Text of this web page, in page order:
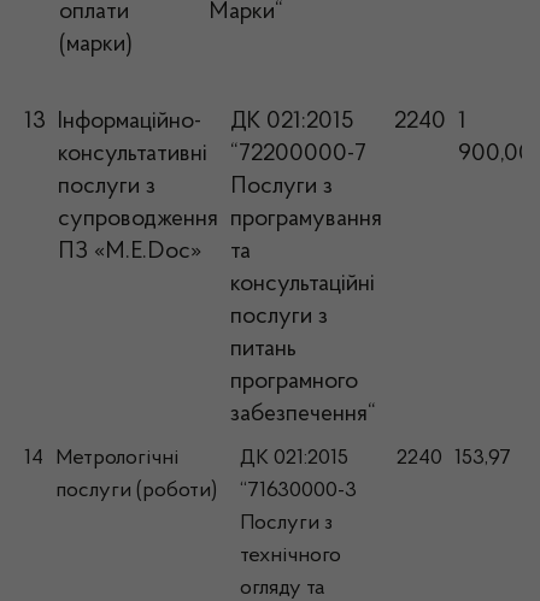
оплати
(марки)
Марки“
13 Інформаційно-
консультативні
послуги з
супроводження
ПЗ «M.E.Doc»
ДК 021:2015
“72200000-7
Послуги з
програмування
та
консультаційні
послуги з
питань
програмного
забезпечення“
2240
1
900,00
14
Метрологічні
послуги (роботи)
ДК 021:2015
“71630000-3
Послуги з
технічного
огляду та
2240 153,97